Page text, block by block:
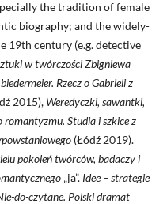
the tradition of female
biography; and the widely-
19th century (e.g. detective
w twórczości Zbigniewa
Rzecz o Gabrieli z
2015), Weredyczki, sawantki,
romantyzmu. Studia i szkice z
(Łódź 2019).
pokoleń twórców, badaczy i
„ja”. Idee – strategie
do-czytane. Polski dramat